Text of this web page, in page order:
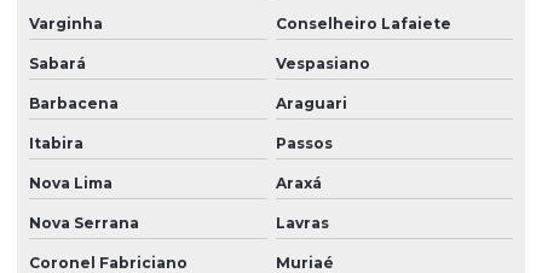
Varginha Conselheiro Lafaiete
Sabará Vespasiano
Barbacena Araguari
Itabira Passos
Nova Lima Araxá
Nova Serrana Lavras
Coronel Fabriciano Muriaé